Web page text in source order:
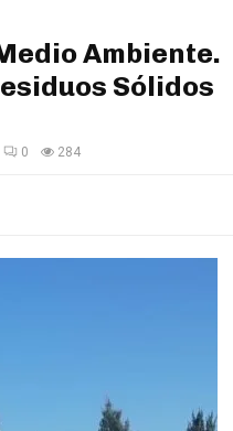
Ambiente.
Sólidos
0 284